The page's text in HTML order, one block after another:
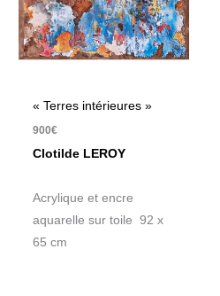
« Terres intérieures »
900€
Clotilde LEROY
Acrylique et encre
aquarelle sur toile 92 x
65 cm